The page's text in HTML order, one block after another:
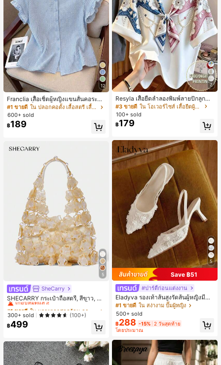
12
Franclia เสื้อเชิ้ตผู้หญิงแขนสั้นคอระบา
ยกระดุมเดี่ยวลายทาง
#1 ขายดี
ใน ปลอกคอตั้ง เสื้อสตรี เสื้อเบลาส์ & Tee
600+ sold
฿189
5
SheCarry
SHECARRY กระเป๋าถือสตรี, สีขาว, แฟ
ชั่น, สง่างาม, วันหยุด, งานปาร์ตี้
#1 ขายดี
เกือบหมดแล้ว!
#1 ขายดี
เกือบหมดแล้ว!
#1 ขายดี
เกือบหมดแล้ว!
#1 ขายดี
ใน บรรยากาศฤดูร้อน กระเป๋าหูหิ้วด้านบนผู้หญิง
300+ sold (100+)
฿499
7
Resyla เสื้อยืดลำลองพิมพ์ลายปักลูกปัด
รูปโบว์ขนาดใหญ่สำหรับผู้หญิง
#3 ขายดี
ใน โอเวอร์ไซส์ เสื้อยืดผู้หญิง
100+ sold
฿179
5
Save ฿51
#ปาร์ตี้ก่อนแต่งงาน
Eladyva รองเท้าส้นสูงรัดส้นผู้หญิงมีดอ
กไม้ประดับตาข่ายเสริมและสามารถสว
มได้สองแบบ ส้นสูง 7 ซม. รูปแบบโรมัน
หรูหรา ส้นเข็ม ลุคเทพนิยาย
#1 ขายดี ใน สง่างาม ปั๊มผู้หญิง
500+ sold
฿288 -15% 2 วันสุดท้าย
โดยประมาณ